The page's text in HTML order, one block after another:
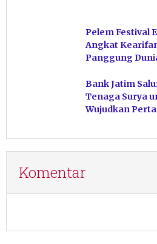
Pelem Festival
Angkat
Panggung
Bank Jatim
Tenaga Surya
Wujudkan
Komentar